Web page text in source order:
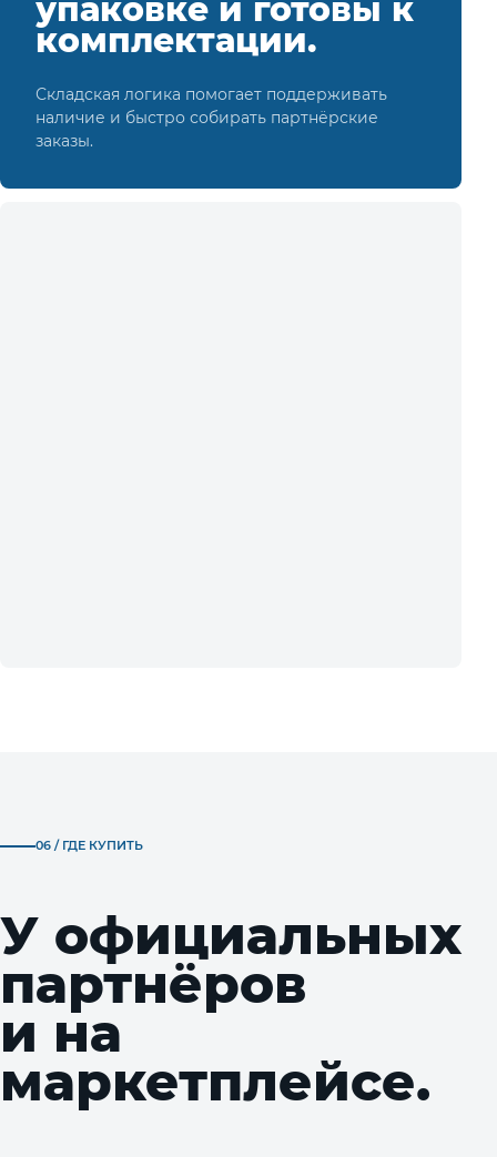
упаковке и готовы к
комплектации.
Складская логика помогает поддерживать
наличие и быстро собирать партнёрские
заказы.
06 / ГДЕ КУПИТЬ
У официальных
партнёров
и на
маркетплейсе.